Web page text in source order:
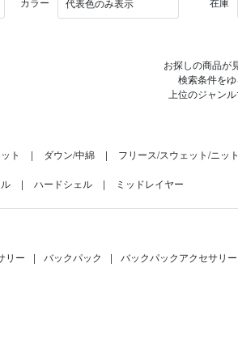
お探しの商品が
検索条件をゆ
上位のジャン
ト ダウン/中綿 フリース/スウェット/ニット
ハードシェル ミッドレイヤー
リー | バックパック | バックパックアクセサリー